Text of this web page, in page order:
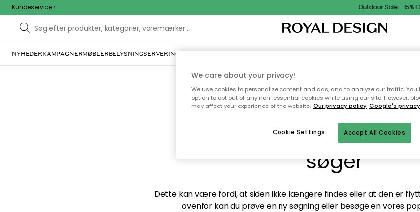
Kundeservice Outdoor Sale - 15%
NYHEDERKAMPAGNERMØBLERBELYSNINGSERVERING INDRETNINGTEKSTIL & TÆPPERKØKKENETOPBEVARINGHAVEMØBLER
Vi fandt desværre ikke
søger
Dette kan være fordi, at siden ikke længere findes eller at den er
ovenfor kan du prøve en ny søgning eller besøge en vores
We care about your privacy!
We use cookies to personalize content and ads, and to analyze our traffic.
option to opt out of any non-essential cookies while using our site. However,
may affect your experience of the website. Our privacy policy Google's
Accept All Cookies
Cookie Settings